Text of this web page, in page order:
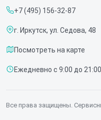
Срочный ремонт
Доставка и способы оплаты
Диагностика
Контакты
+7 (495) 156-32-87
г. Иркутск, ул. Седова, 48
Посмотреть на карте
Ежедневно с 9:00 до 21:00
Все права защищены.